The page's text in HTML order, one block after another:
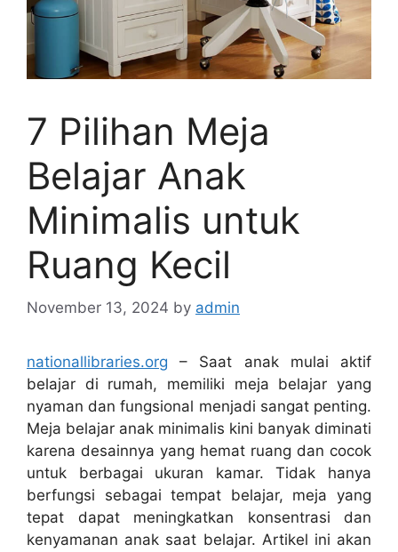
7 Pilihan Meja
Belajar Anak
Minimalis untuk
Ruang Kecil
November 13, 2024 by admin
nationallibraries.org – Saat anak mulai aktif
belajar di rumah, memiliki meja belajar yang
nyaman dan fungsional menjadi sangat penting.
Meja belajar anak minimalis kini banyak diminati
karena desainnya yang hemat ruang dan cocok
untuk berbagai ukuran kamar. Tidak hanya
berfungsi sebagai tempat belajar, meja yang
tepat dapat meningkatkan konsentrasi dan
kenyamanan anak saat belajar. Artikel ini akan